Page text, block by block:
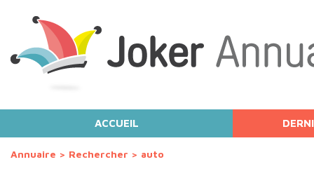
ACCUEIL
Annuaire > Rechercher > auto